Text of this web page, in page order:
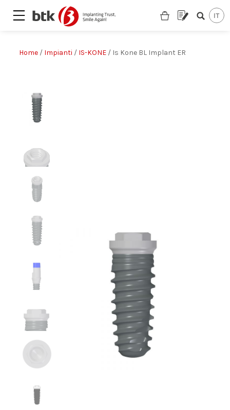
Are you looking for a partner?
BECOME A DEALER!
Home / Impianti / IS-KONE / Is Kone BL Implant ER